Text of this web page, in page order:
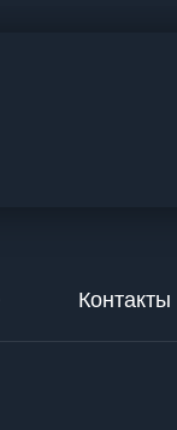
Контакты